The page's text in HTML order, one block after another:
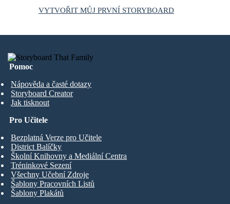
VYTVOŘIT MŮJ PRVNÍ STORYBOARD
Pomoc
Nápověda a časté dotazy
Storyboard Creator
Jak tisknout
Pro Učitele
Bezplatná Verze pro Učitele
District Balíčky
Školní Knihovny a Mediální Centra
Tréninkové Sezení
Všechny Učební Zdroje
Šablony Pracovních Listů
Šablony Plakátů